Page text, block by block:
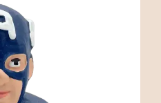
o dolent favorit!